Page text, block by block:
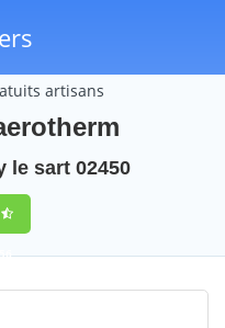
artisans
le sart 02450
56